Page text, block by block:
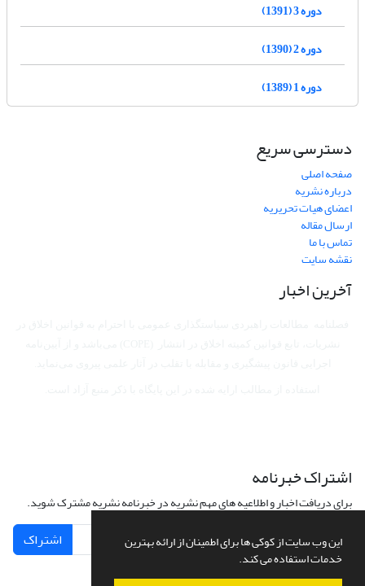
این وب سایت از کوکی ها برای اطمینان از ارائه بهترین
خدمات استفاده می کند.
دوره 3 (1391)
دوره 2 (1390)
دوره 1 (1389)
دسترسی سریع
صفحه اصلی
درباره نشریه
اعضای هیات تحریریه
ارسال مقاله
تماس با ما
نقشه سایت
آخرین اخبار
اشتراک خبرنامه
برای دریافت اخبار و اطلاعیه های مهم نشریه در خبرنامه نشریه مشترک شوید.
اشتراک